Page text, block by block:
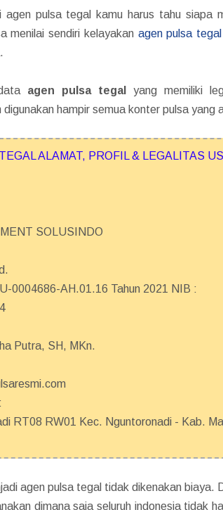
agen pulsa tegal kamu harus tahu siapa
menilai sendiri kelayakan agen pulsa tegal
agen pulsa tegal
yang memiliki
hampir semua konter pulsa yang
ALAMAT, PROFIL & LEGALITAS
SOLUSINDO
0004686-AH.01.16 Tahun 2021 NIB :
Putra, SH, MKn.
RT08 RW01 Kec. Nguntoronadi - Kab.
agen pulsa tegal tidak dikenakan biaya.
dimana saja seluruh indonesia tidak